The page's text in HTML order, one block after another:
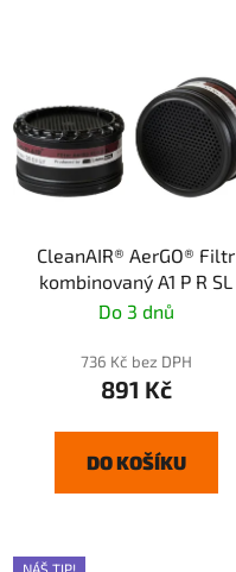
CleanAIR® AerGO® Filtr
kombinovaný A1 P R SL
Do 3 dnů
736 Kč bez DPH
891 Kč
DO KOŠÍKU